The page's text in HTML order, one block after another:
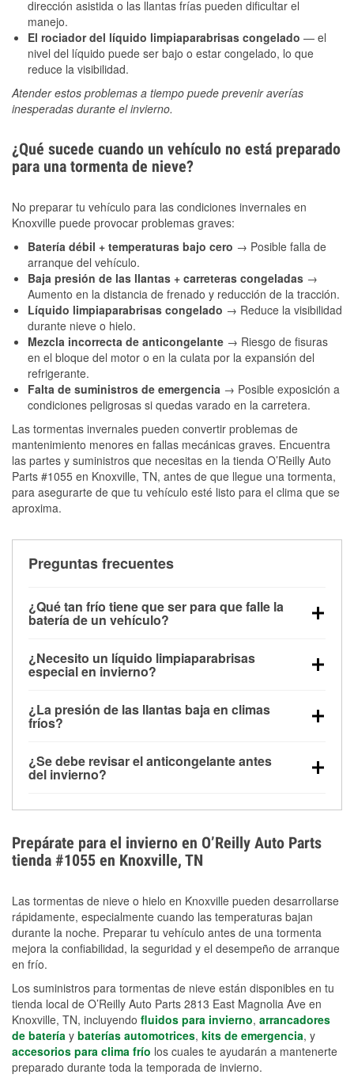
dirección asistida o las llantas frías pueden dificultar el
manejo.
El rociador del líquido limpiaparabrisas congelado — el
nivel del líquido puede ser bajo o estar congelado, lo que
reduce la visibilidad.
Atender estos problemas a tiempo puede prevenir averías
inesperadas durante el invierno.
¿Qué sucede cuando un vehículo no está preparado
para una tormenta de nieve?
No preparar tu vehículo para las condiciones invernales en
Knoxville puede provocar problemas graves:
Batería débil + temperaturas bajo cero → Posible falla de
arranque del vehículo.
Baja presión de las llantas + carreteras congeladas →
Aumento en la distancia de frenado y reducción de la tracción.
Líquido limpiaparabrisas congelado → Reduce la visibilidad
durante nieve o hielo.
Mezcla incorrecta de anticongelante → Riesgo de fisuras
en el bloque del motor o en la culata por la expansión del
refrigerante.
Falta de suministros de emergencia → Posible exposición a
condiciones peligrosas si quedas varado en la carretera.
Las tormentas invernales pueden convertir problemas de
mantenimiento menores en fallas mecánicas graves. Encuentra
las partes y suministros que necesitas en la tienda O’Reilly Auto
Parts #1055 en Knoxville, TN, antes de que llegue una tormenta,
para asegurarte de que tu vehículo esté listo para el clima que se
aproxima.
Preguntas frecuentes
¿Qué tan frío tiene que ser para que falle la
batería de un vehículo?
debajo de los 32 °F y puede perder hasta la mitad de
su potencia de arranque cerca de los 0 °F, lo que
arranque.
¿Necesito un líquido limpiaparabrisas
especial en invierno?
la congelación y ayuda a disolver la sal y la nieve
derretida en la carretera para mejorar la visibilidad.
¿La presión de las llantas baja en climas
fríos?
alrededor de 1 PSI por cada 10 °F que baja la
temperatura. Puedes obtener más información sobre
¿Se debe revisar el anticongelante antes
del invierno?
el sobrecalentamiento en condiciones de frío
extremo. Aprende cómo comprobar la protección
anticongelante en nuestra sección How-To.
Prepárate para el invierno en O’Reilly Auto Parts
tienda #1055 en Knoxville, TN
Las tormentas de nieve o hielo en Knoxville pueden desarrollarse
rápidamente, especialmente cuando las temperaturas bajan
durante la noche. Preparar tu vehículo antes de una tormenta
mejora la confiabilidad, la seguridad y el desempeño de arranque
en frío.
Los suministros para tormentas de nieve están disponibles en tu
tienda local de O’Reilly Auto Parts 2813 East Magnolia Ave en
Knoxville, TN, incluyendo fluidos para invierno, arrancadores
de batería y baterías automotrices, kits de emergencia, y
accesorios para clima frío los cuales te ayudarán a mantenerte
preparado durante toda la temporada de invierno.